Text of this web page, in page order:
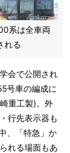
系は全車両
れる
会で公開され
号車の編成に
重工製)。外
行先表示器も
、「特急」か
れる場面もあ